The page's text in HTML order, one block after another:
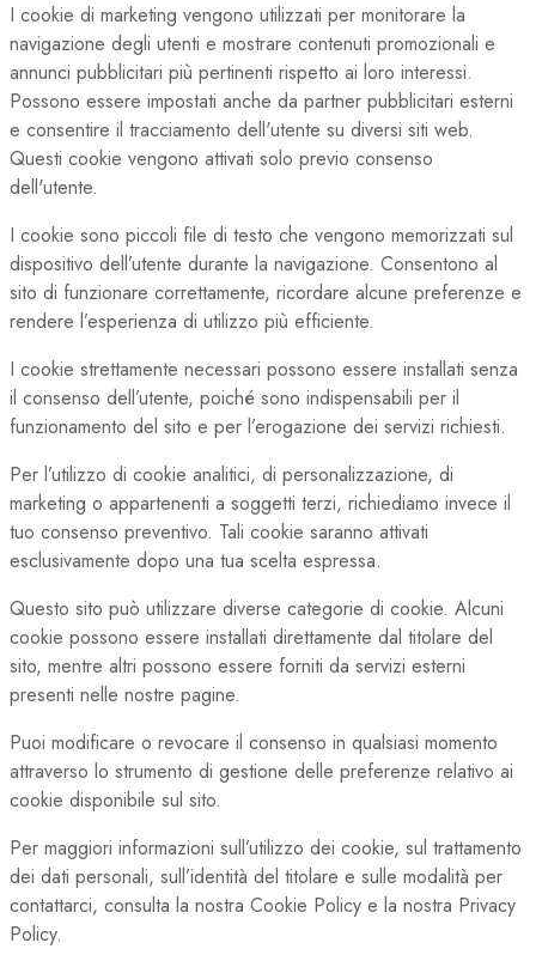
I cookie di marketing vengono utilizzati per monitorare la
navigazione degli utenti e mostrare contenuti promozionali e
annunci pubblicitari più pertinenti rispetto ai loro interessi.
Possono essere impostati anche da partner pubblicitari esterni
e consentire il tracciamento dell'utente su diversi siti web.
Questi cookie vengono attivati solo previo consenso
dell'utente.
I cookie sono piccoli file di testo che vengono memorizzati sul
dispositivo dell’utente durante la navigazione. Consentono al
sito di funzionare correttamente, ricordare alcune preferenze e
rendere l’esperienza di utilizzo più efficiente.
I cookie strettamente necessari possono essere installati senza
il consenso dell’utente, poiché sono indispensabili per il
funzionamento del sito e per l’erogazione dei servizi richiesti.
Per l’utilizzo di cookie analitici, di personalizzazione, di
marketing o appartenenti a soggetti terzi, richiediamo invece il
tuo consenso preventivo. Tali cookie saranno attivati
esclusivamente dopo una tua scelta espressa.
Questo sito può utilizzare diverse categorie di cookie. Alcuni
cookie possono essere installati direttamente dal titolare del
sito, mentre altri possono essere forniti da servizi esterni
presenti nelle nostre pagine.
Puoi modificare o revocare il consenso in qualsiasi momento
attraverso lo strumento di gestione delle preferenze relativo ai
cookie disponibile sul sito.
Per maggiori informazioni sull’utilizzo dei cookie, sul trattamento
dei dati personali, sull’identità del titolare e sulle modalità per
contattarci, consulta la nostra Cookie Policy e la nostra Privacy
Policy.